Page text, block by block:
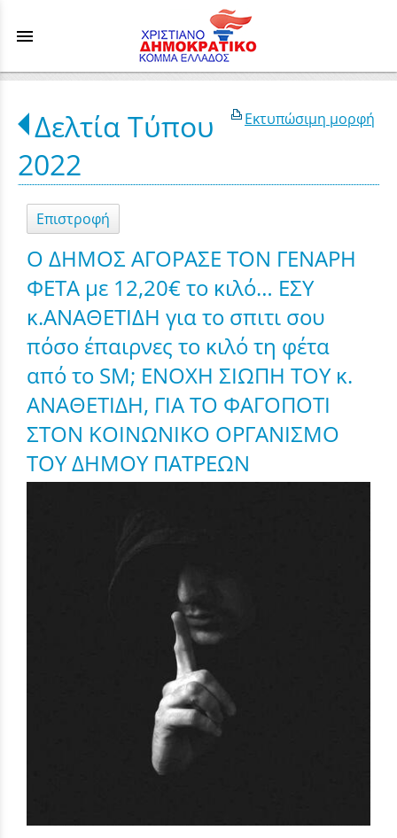
menu
Εκτυπώσιμη μορφή
Δελτία Τύπου
2022
Επιστροφή
Ο ΔΗΜΟΣ ΑΓΟΡΑΣΕ ΤΟΝ ΓΕΝΑΡΗ
ΦΕΤΑ με 12,20€ το κιλό… ΕΣΥ
κ.ΑΝΑΘΕΤΙΔΗ για το σπιτι σου
πόσο έπαιρνες το κιλό τη φέτα
από το SM; ΕΝΟΧΗ ΣΙΩΠΗ ΤΟΥ κ.
ΑΝΑΘΕΤΙΔΗ, ΓΙΑ ΤΟ ΦΑΓΟΠΟΤΙ
ΣΤΟΝ ΚΟΙΝΩΝΙΚΟ ΟΡΓΑΝΙΣΜΟ
ΤΟΥ ΔΗΜΟΥ ΠΑΤΡΕΩΝ